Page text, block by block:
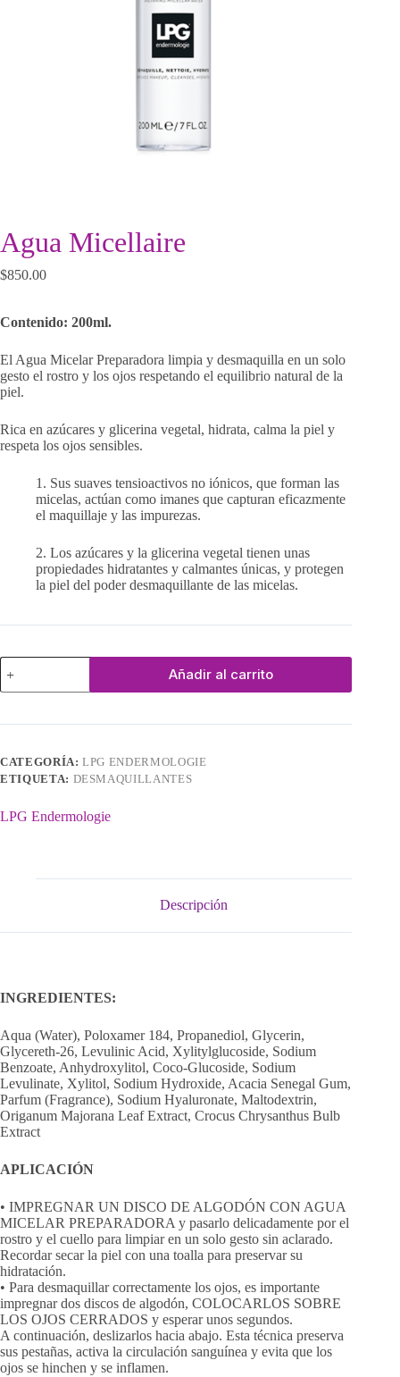
Agua Micellaire
$850.00
Contenido: 200ml.
El Agua Micelar Preparadora limpia y desmaquilla en un solo
gesto el rostro y los ojos respetando el equilibrio natural de la
piel.
Rica en azúcares y glicerina vegetal, hidrata, calma la piel y
respeta los ojos sensibles.
1. Sus suaves tensioactivos no iónicos, que forman las
micelas, actúan como imanes que capturan eficazmente
el maquillaje y las impurezas.
2. Los azúcares y la glicerina vegetal tienen unas
propiedades hidratantes y calmantes únicas, y protegen
la piel del poder desmaquillante de las micelas.
Agua
Micellaire
cantidad
Añadir al carrito
CATEGORÍA:LPG ENDERMOLOGIE
ETIQUETA: DESMAQUILLANTES
LPG Endermologie
Descripción
INGREDIENTES:
Aqua (Water), Poloxamer 184, Propanediol, Glycerin,
Glycereth-26, Levulinic Acid, Xylitylglucoside, Sodium
Benzoate, Anhydroxylitol, Coco-Glucoside, Sodium
Levulinate, Xylitol, Sodium Hydroxide, Acacia Senegal Gum,
Parfum (Fragrance), Sodium Hyaluronate, Maltodextrin,
Origanum Majorana Leaf Extract, Crocus Chrysanthus Bulb
Extract
APLICACIÓN
• IMPREGNAR UN DISCO DE ALGODÓN CON AGUA
MICELAR PREPARADORA y pasarlo delicadamente por el
rostro y el cuello para limpiar en un solo gesto sin aclarado.
Recordar secar la piel con una toalla para preservar su
hidratación.
• Para desmaquillar correctamente los ojos, es importante
impregnar dos discos de algodón, COLOCARLOS SOBRE
LOS OJOS CERRADOS y esperar unos segundos.
A continuación, deslizarlos hacia abajo. Esta técnica preserva
sus pestañas, activa la circulación sanguínea y evita que los
ojos se hinchen y se inflamen.